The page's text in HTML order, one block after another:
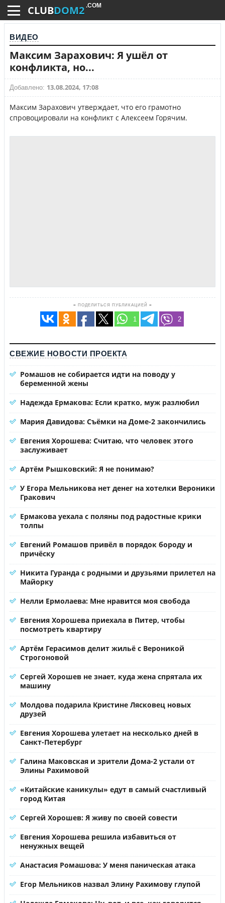
CLUBDOM2 .COM
ВИДЕО
Максим Зарахович: Я ушёл от
конфликта, но...
Добавлено: 13.08.2024, 17:08
Максим Зарахович утверждает, что его грамотно
спровоцировали на конфликт с Алексеем Горячим.
≡ ПОДЕЛИТЬСЯ ПУБЛИКАЦИЕЙ ≡
1 2
СВЕЖИЕ НОВОСТИ ПРОЕКТА
Ромашов не собирается идти на поводу у
беременной жены
Надежда Ермакова: Если кратко, муж разлюбил
Мария Давидова: Съёмки на Доме-2 закончились
Евгения Хорошева: Считаю, что человек этого
заслуживает
Артём Рышковский: Я не понимаю?
У Егора Мельникова нет денег на хотелки Вероники
Гракович
Ермакова уехала с поляны под радостные крики
толпы
Евгений Ромашов привёл в порядок бороду и
причёску
Никита Гуранда с родными и друзьями прилетел на
Майорку
Нелли Ермолаева: Мне нравится моя свобода
Евгения Хорошева приехала в Питер, чтобы
посмотреть квартиру
Артём Герасимов делит жильё с Вероникой
Строгоновой
Сергей Хорошев не знает, куда жена спрятала их
машину
Молдова подарила Кристине Лясковец новых
друзей
Евгения Хорошева улетает на несколько дней в
Санкт-Петербург
Галина Маковская и зрители Дома-2 устали от
Элины Рахимовой
«Китайские каникулы» едут в самый счастливый
город Китая
Сергей Хорошев: Я живу по своей совести
Евгения Хорошева решила избавиться от
ненужных вещей
Анастасия Ромашова: У меня паническая атака
Егор Мельников назвал Элину Рахимову глупой